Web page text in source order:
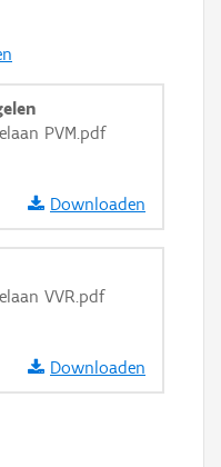
PVM.pdf
Downloaden
VVR.pdf
Downloaden